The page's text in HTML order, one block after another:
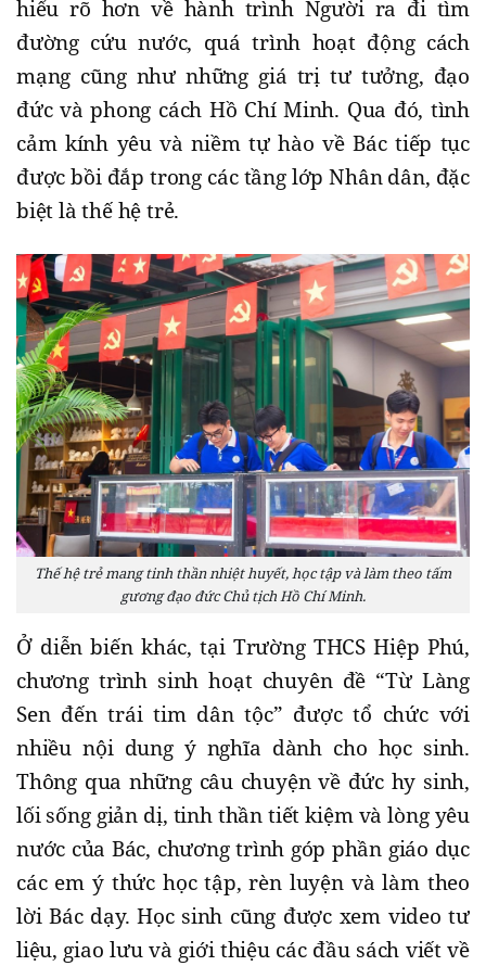
hiểu rõ hơn về hành trình Người ra đi tìm
đường cứu nước, quá trình hoạt động cách
mạng cũng như những giá trị tư tưởng, đạo
đức và phong cách Hồ Chí Minh. Qua đó, tình
cảm kính yêu và niềm tự hào về Bác tiếp tục
được bồi đắp trong các tầng lớp Nhân dân, đặc
biệt là thế hệ trẻ.
Thế hệ trẻ mang tinh thần nhiệt huyết, học tập và làm theo tấm
gương đạo đức Chủ tịch Hồ Chí Minh.
Ở diễn biến khác, tại Trường THCS Hiệp Phú,
chương trình sinh hoạt chuyên đề “Từ Làng
Sen đến trái tim dân tộc” được tổ chức với
nhiều nội dung ý nghĩa dành cho học sinh.
Thông qua những câu chuyện về đức hy sinh,
lối sống giản dị, tinh thần tiết kiệm và lòng yêu
nước của Bác, chương trình góp phần giáo dục
các em ý thức học tập, rèn luyện và làm theo
lời Bác dạy. Học sinh cũng được xem video tư
liệu, giao lưu và giới thiệu các đầu sách viết về